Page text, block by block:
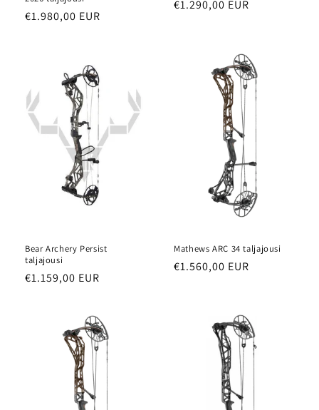
Normaalihinta
€1.980,00 EUR
Normaalihinta
€1.290,00 EUR
Bear Archery Persist
taljajousi
Normaalihinta
€1.159,00 EUR
Mathews ARC 34 taljajousi
Normaalihinta
€1.560,00 EUR